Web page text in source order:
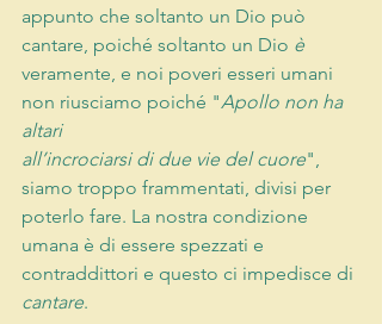
appunto che soltanto un Dio può
cantare, poiché soltanto un Dio è
veramente, e noi poveri esseri umani
non riusciamo poiché "Apollo non ha
altari
all’incrociarsi di due vie del cuore",
siamo troppo frammentati, divisi per
poterlo fare. La nostra condizione
umana è di essere spezzati e
contraddittori e questo ci impedisce di
cantare.